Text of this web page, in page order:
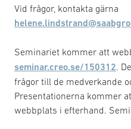
Vid frågor, kontakta gärna
Seminariet kommer att
seminar.creo.se/150312.
frågor till de medverkande
Presentationerna kommer
webbplats i efterhand.